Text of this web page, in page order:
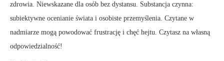
zdrowia. Niewskazane dla osób bez dystansu. Substancja czynna:
subiektywne ocenianie świata i osobiste przemyślenia. Czytane w
nadmiarze mogą powodować frustrację i chęć hejtu. Czytasz na własną
odpowiedzialność!